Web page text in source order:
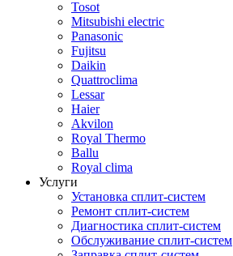
Tosot
Mitsubishi electric
Panasonic
Fujitsu
Daikin
Quattroclima
Lessar
Haier
Akvilon
Royal Thermo
Ballu
Royal clima
Услуги
Установка сплит-систем
Ремонт сплит-систем
Диагностика сплит-систем
Обслуживание сплит-систем